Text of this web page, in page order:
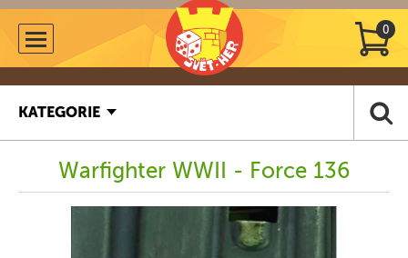
0
KATEGORIE
Warfighter WWII - Force 136